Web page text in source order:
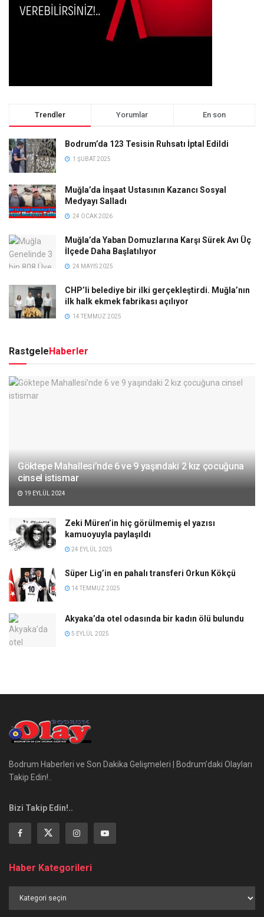
Trendler Yorumlar En son
Bodrum’da 123 Tesisin Ruhsatı İptal Edildi
1 ŞUBAT 2025
Muğla’da İnşaat Ustasının Kazancı Sosyal
Medyayı Salladı
24 OCAK 2026
Muğla’da Yaban Domuzlarına Karşı Sürek Avı Üç
İlçede Daha Başlatılıyor
24 MAYIS 2025
CHP’li belediye bir ilki gerçekleştirdi. Muğla’nın
ilk halk ekmek fabrikası açılıyor
14 TEMMUZ 2025
RastgeleHaberler
Göktepe Mahallesi’nde 6 ve 9 yaşındaki 2 kız çocuğuna
cinsel istismar
19 EYLÜL 2024
Zeki Müren’in hiç görülmemiş el yazısı
kamuoyuyla paylaşıldı
24 EYLÜL 2025
Süper Lig’in en pahalı transferi Orkun Kökçü
14 TEMMUZ 2025
Akyaka’da otel odasında bir kadın ölü bulundu
5 EYLÜL 2025
Bodrum Haberleri ve Son Dakika Gelişmeleri | Bodrum’daki Olayları
Takip Edin!..
Bizi Takip Edin!..
Haber Kategorileri
Kategorileri